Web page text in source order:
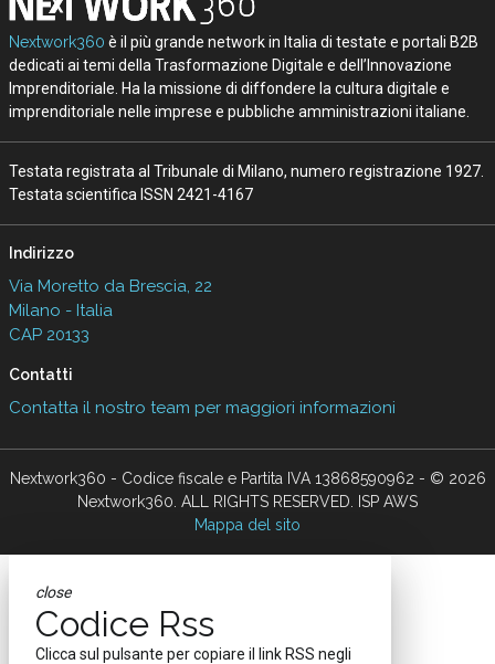
Nextwork360 è il più grande network in Italia di testate e portali B2B
dedicati ai temi della Trasformazione Digitale e dell’Innovazione
Imprenditoriale. Ha la missione di diffondere la cultura digitale e
imprenditoriale nelle imprese e pubbliche amministrazioni italiane.
Testata registrata al Tribunale di Milano, numero registrazione 1927.
Testata scientifica ISSN 2421-4167
Indirizzo
Via Moretto da Brescia, 22
Milano - Italia
CAP 20133
Contatti
Contatta il nostro team per maggiori informazioni
Nextwork360 - Codice fiscale e Partita IVA 13868590962 - © 2026
Nextwork360. ALL RIGHTS RESERVED. ISP AWS
Mappa del sito
close
Codice Rss
Clicca sul pulsante per copiare il link RSS negli